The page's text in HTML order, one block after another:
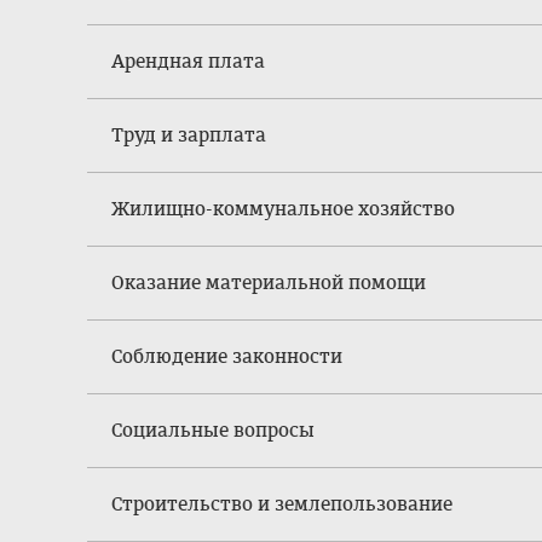
Арендная плата
Труд и зарплата
Жилищно-коммунальное хозяйство
Оказание материальной помощи
Соблюдение законности
Социальные вопросы
Строительство и землепользование